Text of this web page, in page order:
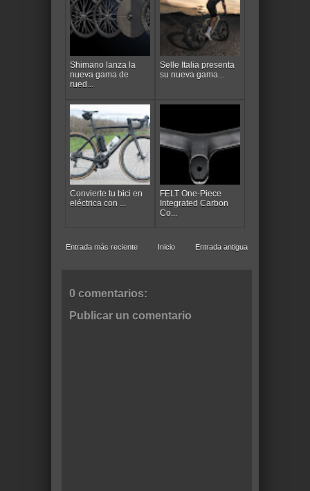
Shimano lanza la
nueva gama de
rued...
Selle Italia presenta
su nueva gama...
Convierte tu bici en
eléctrica con ...
FELT One-Piece
Integrated Carbon
Co...
Entrada más reciente Entrada antigua
Inicio
0 comentarios:
Publicar un comentario